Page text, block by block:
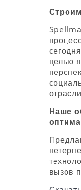
целью
Наше
вызов